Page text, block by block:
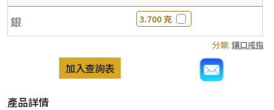
銀 3.700 克
分類: 鑲口戒指
加入查詢表
產品詳情